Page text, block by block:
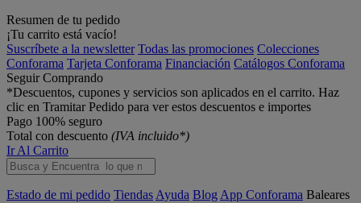
Resumen de tu pedido
¡Tu carrito está vacío!
Suscríbete a la newsletter Todas las promociones Colecciones
Conforama Tarjeta Conforama Financiación Catálogos Conforama
Seguir Comprando
*Descuentos, cupones y servicios son aplicados en el carrito. Haz
clic en Tramitar Pedido para ver estos descuentos e importes
Pago 100% seguro
Total con descuento (IVA incluido*)
Ir Al Carrito
Estado de mi pedido Tiendas Ayuda Blog App Conforama Baleares